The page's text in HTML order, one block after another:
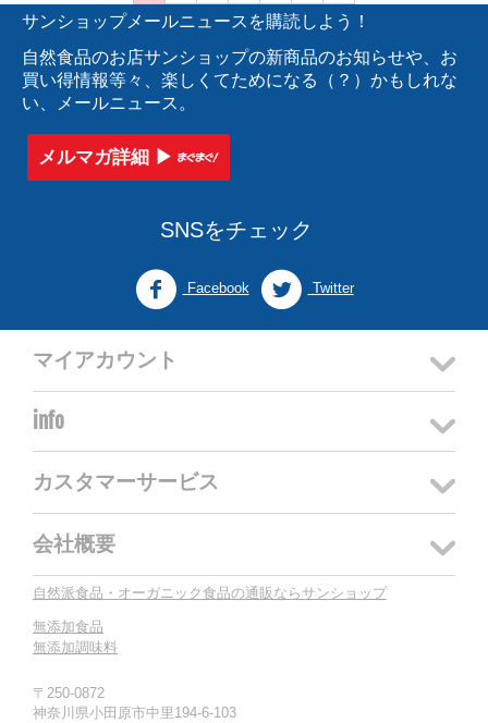
サンショップメールニュースを購読しよう！
自然食品のお店サンショップの新商品のお知らせや、お
買い得情報等々、楽しくてためになる（？）かもしれな
い、メールニュース。
メルマガ詳細 ▶︎
SNSをチェック
Facebook Twitter
マイアカウント
info
カスタマーサービス
会社概要
自然派食品・オーガニック食品の通販ならサンショップ
無添加食品
無添加調味料
〒250-0872
神奈川県小田原市中里194-6-103